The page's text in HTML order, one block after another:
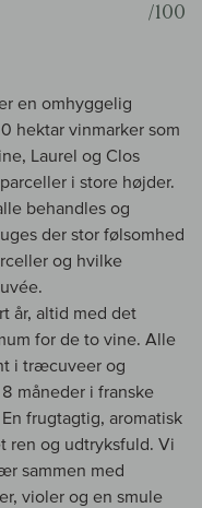
/100
en omhyggelig
hektar vinmarker som
Laurel og Clos
i store højder.
behandles og
der stor følsomhed
og hvilke
år, altid med det
for de to vine. Alle
i træcuveer og
måneder i franske
frugtagtig, aromatisk
ren og udtryksfuld. Vi
sammen med
violer og en smule